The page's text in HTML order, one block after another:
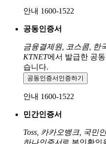
안내 1600-1522
공동인증서
금융결제원, 코스콤, 한
KTNET에서 발급한 공
습니다.
공동인증서 인증하기
안내 1600-1522
민간인증서
Toss, 카카오뱅크, 국민